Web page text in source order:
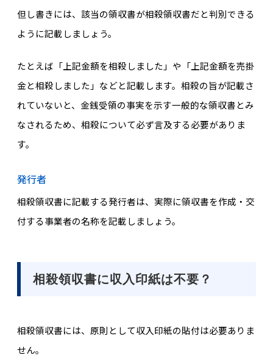
但し書きには、該当の領収書が相殺領収書だと判別できる
ように記載しましょう。
たとえば「上記金額を相殺しました」や「上記金額を売掛
金と相殺しました」などと記載します。相殺の旨が記載さ
れていないと、金銭受領の事実を示す一般的な領収書とみ
なされるため、相殺について必ず言及する必要がありま
す。
発行者
相殺領収書に記載する発行者は、実際に領収書を作成・交
付する事業者の名称を記載しましょう。
相殺領収書に収入印紙は不要？
相殺領収書には、原則として収入印紙の貼付は必要ありま
せん。